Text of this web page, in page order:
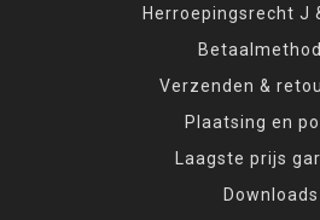
Herroepingsrecht J
Verzenden &
Plaatsing en
Laagste prijs
Downloads